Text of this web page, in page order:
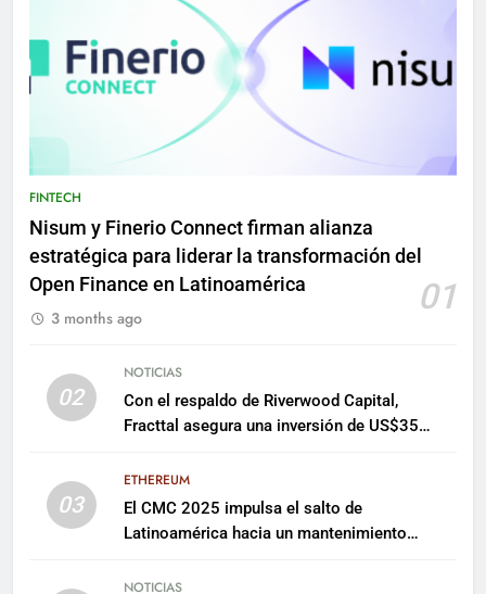
FINTECH
Nisum y Finerio Connect firman alianza
estratégica para liderar la transformación del
Open Finance en Latinoamérica
01
3 months ago
02
NOTICIAS
Con el respaldo de Riverwood Capital,
Fracttal asegura una inversión de US$35
03
ETHEREUM
El CMC 2025 impulsa el salto de
Latinoamérica hacia un mantenimiento
NOTICIAS